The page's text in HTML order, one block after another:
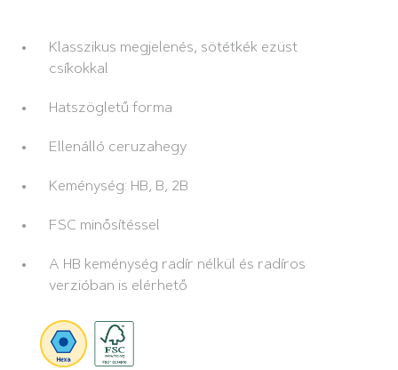
Klasszikus megjelenés, sötétkék ezüst
csíkokkal
Hatszögletű forma
Ellenálló ceruzahegy
Keménység: HB, B, 2B
FSC minősítéssel
A HB keménység radír nélkül és radíros
verzióban is elérhető